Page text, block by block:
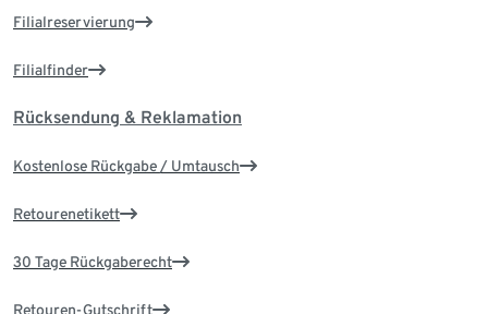
Filialreservierung
Filialfinder
Rücksendung & Reklamation
Kostenlose Rückgabe / Umtausch
Retourenetikett
30 Tage Rückgaberecht
Retouren-Gutschrift